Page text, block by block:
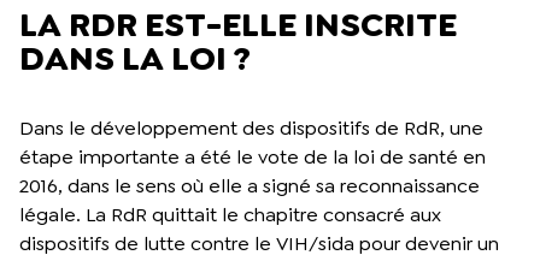
LA RDR EST-ELLE INSCRITE
DANS LA LOI ?
Dans le développement des dispositifs de RdR, une
étape importante a été le vote de la loi de santé en
2016, dans le sens où elle a signé sa reconnaissance
légale. La RdR quittait le chapitre consacré aux
dispositifs de lutte contre le VIH/sida pour devenir un